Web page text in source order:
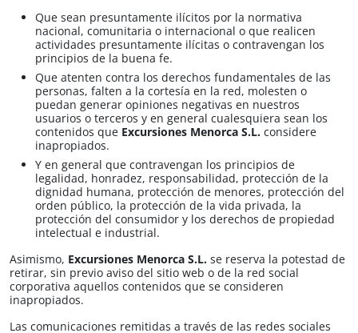
Que sean presuntamente ilícitos por la normativa
nacional, comunitaria o internacional o que realicen
actividades presuntamente ilícitas o contravengan los
principios de la buena fe.
Que atenten contra los derechos fundamentales de las
personas, falten a la cortesía en la red, molesten o
puedan generar opiniones negativas en nuestros
usuarios o terceros y en general cualesquiera sean los
contenidos que Excursiones Menorca S.L. considere
inapropiados.
Y en general que contravengan los principios de
legalidad, honradez, responsabilidad, protección de la
dignidad humana, protección de menores, protección del
orden público, la protección de la vida privada, la
protección del consumidor y los derechos de propiedad
intelectual e industrial.
Asimismo, Excursiones Menorca S.L. se reserva la potestad de
retirar, sin previo aviso del sitio web o de la red social
corporativa aquellos contenidos que se consideren
inapropiados.
Las comunicaciones remitidas a través de las redes sociales